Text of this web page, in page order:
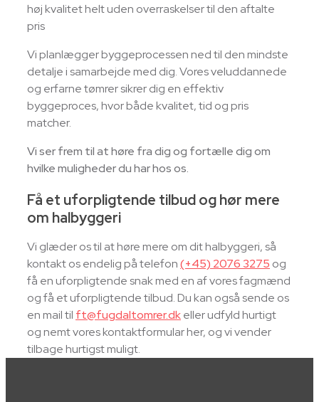
høj kvalitet helt uden overraskelser til den aftalte
pris
Vi planlægger byggeprocessen ned til den mindste
detalje i samarbejde med dig. Vores veluddannede
og erfarne tømrer sikrer dig en effektiv
byggeproces, hvor både kvalitet, tid og pris
matcher.
Vi ser frem til at høre fra dig og fortælle dig om
hvilke muligheder du har hos os.
Få et uforpligtende tilbud og hør mere
om halbyggeri
Vi glæder os til at høre mere om dit halbyggeri, så
kontakt os endelig på telefon(+45) 2076 3275 og
få en uforpligtende snak med en af vores fagmænd
og få et uforpligtende tilbud. Du kan også sende os
en mail til ft@fugdaltomrer.dkeller udfyld hurtigt
og nemt vores kontaktformular her, og vi vender
tilbage hurtigst muligt.